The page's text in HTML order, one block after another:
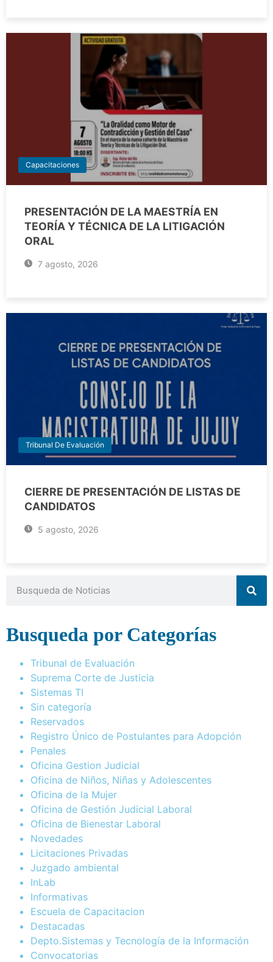
Capacitaciones
PRESENTACIÓN DE LA MAESTRÍA EN
TEORÍA Y TÉCNICA DE LA LITIGACIÓN
ORAL
7 agosto, 2026
Tribunal De Evaluación
CIERRE DE PRESENTACIÓN DE LISTAS DE
CANDIDATOS
5 agosto, 2026
Busqueda por Categorías
Tribunal de Evaluación
Suprema Corte de Justicia
Sistemas TI
Sin categoría
Reservados
Registro Único de Postulantes para Adopción
Penales
Oficina Gestion Judicial
Oficina de Niños, Niñas y Adolescentes
Oficina de la Mujer
Oficina de Gestión Judicial Laboral
Oficina de Bienestar Laboral
Novedades
Licitaciones Privadas
Juzgado ambiental
InLab
Informativas
Escuela de Capacitacion
Destacadas
Depto.Sistemas y Tecnología de la Información
Convocatorias